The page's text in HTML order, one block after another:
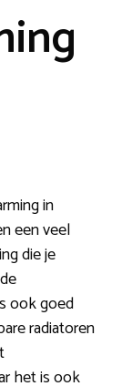
in
een veel
die je
ook goed
radiatoren
het is ook